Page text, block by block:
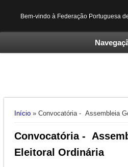
Bem-vindo à Federação Portuguesa
Está aqui
Início» Convocatória - Assembleia
Convocatória -
Eleitoral Ordinária